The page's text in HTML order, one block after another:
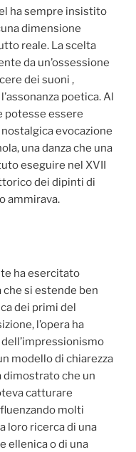
ha sempre insistito
dimensione
reale. La scelta
da un’ossessione
dei suoni ,
poetica. Al
potesse essere
evocazione
una danza che una
eseguire nel XVII
dei dipinti di
ammirava.
ha esercitato
che si estende ben
dei primi del
l’opera ha
modello di chiarezza
dimostrato che un
catturare
molti
loro ricerca di una
ellenica o di una